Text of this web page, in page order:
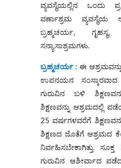
ವ್ಯವಸ್ಥೆಯಲ್ಲಿನ ಒಂದು
ವರ್ಣಾಶ್ರಮ ವ್ಯವಸ್ಥೆಯ
ಬ್ರಹ್ಮಚರ್ಯ, ಗೃಹಸ್ಥ,
ಸನ್ಯಾಸಾಶ್ರಮಗಳು.
ಬ್ರಹ್ಮಚರ್ಯ : ಈ
ಉಪನಯನ
ಗುರುವಿನ ಬಳಿ
ಶಿಕ್ಷಣವನ್ನು ಆಶ್ರಮದಲ್ಲಿ
25 ವರ್ಷಗಳವರೆಗೆ
ಶಿಕ್ಷಣದ ಜೊತೆಗೆ ಆಶ್ರಮದ
ನಿರ್ವಹಿಸಬೇಕಾಗಿತ್ತು.
ಗುರುವಿನ ಆಶೀರ್ವಾದ